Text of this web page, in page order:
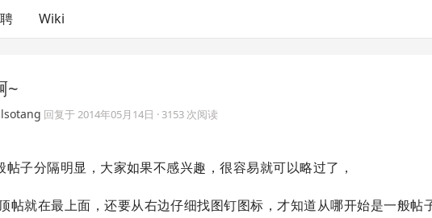
Wiki
~
回复于2014年05月14日 · 3153 次阅读
子分隔明显，大家如果不感兴趣，很容易就可以略过了，
帖就在最上面，还要从右边仔细找图钉图标，才知道从哪开始是一般帖